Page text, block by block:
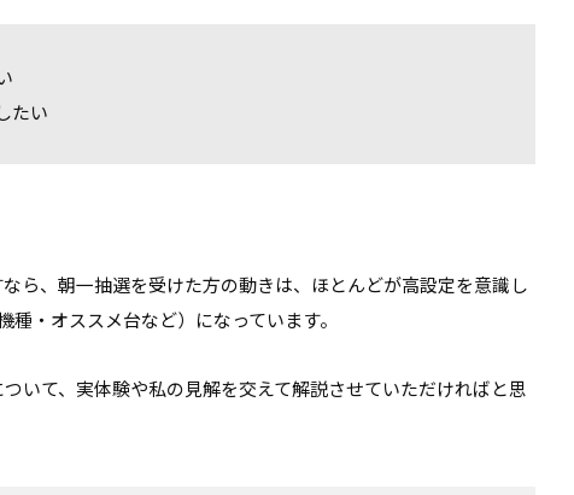
たい
ら、朝一抽選を受けた方の動きは、ほとんどが高設定を意識し
・オススメ台など）になっています。
いて、実体験や私の見解を交えて解説させていただければと思